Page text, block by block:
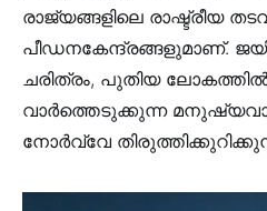
രാജ്യങ്ങളിലെ രാഷ്ട്രീയ
പീഡനകേന്ദ്രങ്ങളുമാണ്.
ചരിത്രം, പുതിയ
വാര്‍ത്തെടുക്കുന്ന
നോര്‍വ്വേ